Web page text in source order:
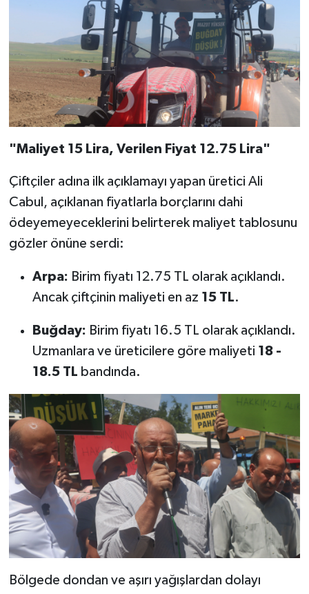
"Maliyet 15 Lira, Verilen Fiyat 12.75 Lira"
Çiftçiler adına ilk açıklamayı yapan üretici Ali
Cabul, açıklanan fiyatlarla borçlarını dahi
ödeyemeyeceklerini belirterek maliyet tablosunu
gözler önüne serdi:
Arpa: Birim fiyatı 12.75 TL olarak açıklandı.
Ancak çiftçinin maliyeti en az 15 TL.
Buğday: Birim fiyatı 16.5 TL olarak açıklandı.
Uzmanlara ve üreticilere göre maliyeti 18 -
18.5 TL bandında.
Bölgede dondan ve aşırı yağışlardan dolayı